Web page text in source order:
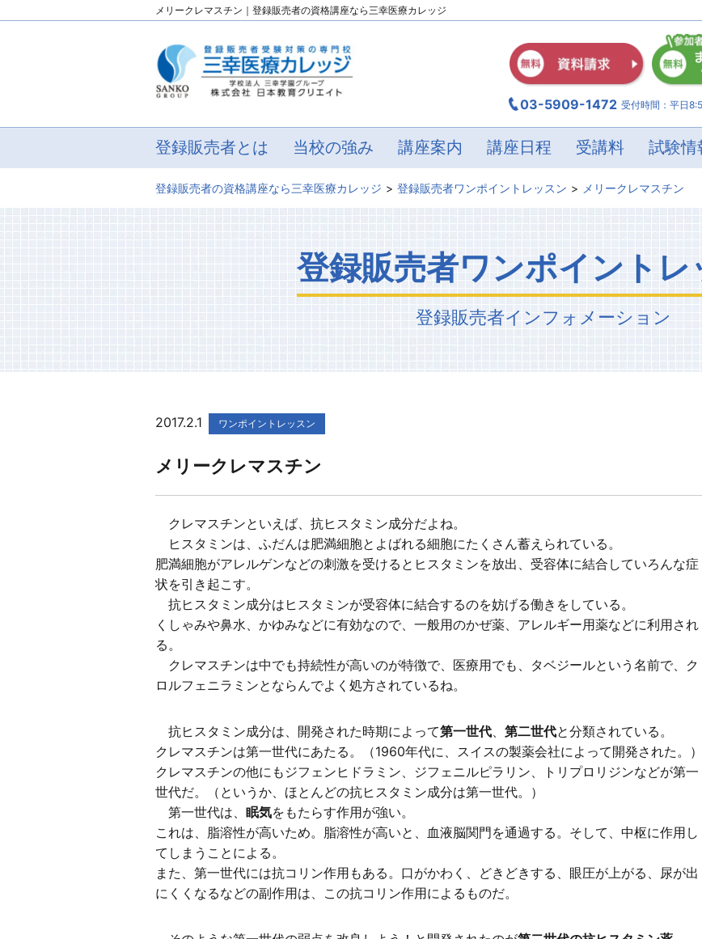
メリークレマスチン｜登録販売者の資格講座なら三幸医療カレッジ
03-5909-1472 受付時間：平日
登録販売者とは 当校の強み 講座案内 講座日程 受講料 試験情
登録販売者の資格講座なら三幸医療カレッジ 登録販売者ワンポイントレッスン メリークレマスチン
登録販売者ワンポイントレ
登録販売者インフォメーション
2017.2.1 ワンポイントレッスン
メリークレマスチン
クレマスチンといえば、抗ヒスタミン成分だよね。
ヒスタミンは、ふだんは肥満細胞とよばれる細胞にたくさん蓄えられている。
肥満細胞がアレルゲンなどの刺激を受けるとヒスタミンを放出、受容体に結合していろんな症
状を引き起こす。
抗ヒスタミン成分はヒスタミンが受容体に結合するのを妨げる働きをしている。
くしゃみや鼻水、かゆみなどに有効なので、一般用のかぜ薬、アレルギー用薬などに利用され
る。
クレマスチンは中でも持続性が高いのが特徴で、医療用でも、タベジールという名前で、ク
ロルフェニラミンとならんでよく処方されているね。
抗ヒスタミン成分は、開発された時期によって第一世代 第二世代と分類されている。
クレマスチンは第一世代にあたる。（1960年代に、スイスの製薬会社によって開発された。）
クレマスチンの他にもジフェンヒドラミン、ジフェニルピラリン、トリプロリジンなどが第一
世代だ。（というか、ほとんどの抗ヒスタミン成分は第一世代。）
第一世代は、 眠気をもたらす作用が強い。
これは、脂溶性が高いため。脂溶性が高いと、血液脳関門を通過する。そして、中枢に作用し
てしまうことによる。
また、第一世代には抗コリン作用もある。口がかわく、どきどきする、眼圧が上がる、尿が出
にくくなるなどの副作用は、この抗コリン作用によるものだ。